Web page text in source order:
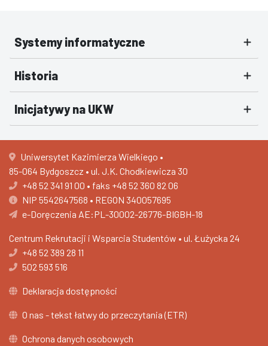
Systemy informatyczne
Historia
Inicjatywy na UKW
Uniwersytet Kazimierza Wielkiego •
85-064 Bydgoszcz • ul. J.K. Chodkiewicza 30
+48 52 341 91 00 • faks +48 52 360 82 06
NIP 5542647568 • REGON 340057695
e-Doręczenia AE:PL-30002-26776-BIGBH-18
Centrum Rekrutacji i Wsparcia Studentów • ul. Łużycka 24
+48 52 389 28 11
502 593 516
Deklaracja dostępności
O nas - tekst łatwy do przeczytania (ETR)
Ochrona danych osobowych